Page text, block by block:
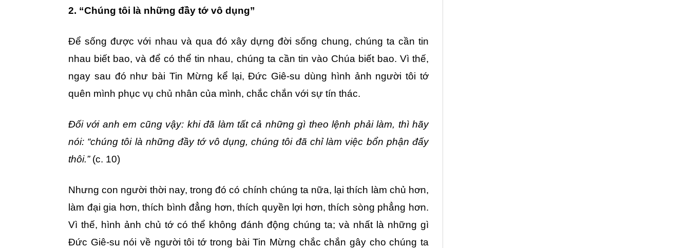
2. “Chúng tôi là những đầy tớ vô dụng”
Để sống được với nhau và qua đó xây dựng đời sống chung, chúng ta cần tin
nhau biết bao, và để có thể tin nhau, chúng ta cần tin vào Chúa biết bao. Vì thế,
ngay sau đó như bài Tin Mừng kể lại, Đức Giê-su dùng hình ảnh người tôi tớ
quên mình phục vụ chủ nhân của mình, chắc chắn với sự tín thác.
Đối với anh em cũng vậy: khi đã làm tất cả những gì theo lệnh phải làm, thì hãy
nói: “chúng tôi là những đầy tớ vô dụng, chúng tôi đã chỉ làm việc bổn phận đấy
thôi.” (c. 10)
Nhưng con người thời nay, trong đó có chính chúng ta nữa, lại thích làm chủ hơn,
làm đại gia hơn, thích bình đẳng hơn, thích quyền lợi hơn, thích sòng phẳng hơn.
Vì thế, hình ảnh chủ tớ có thể không đánh động chúng ta; và nhất là những gì
Đức Giê-su nói về người tôi tớ trong bài Tin Mừng chắc chắn gây cho chúng ta